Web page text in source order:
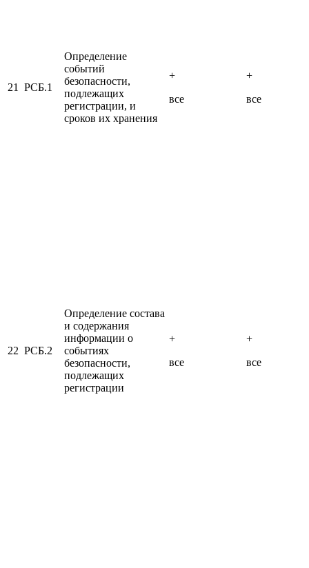
21 РСБ.1
Определение
событий
безопасности,
подлежащих
регистрации, и
сроков их хранения
+
все
+
все
22 РСБ.2
Определение состава
и содержания
информации о
событиях
безопасности,
подлежащих
регистрации
+
все
+
все